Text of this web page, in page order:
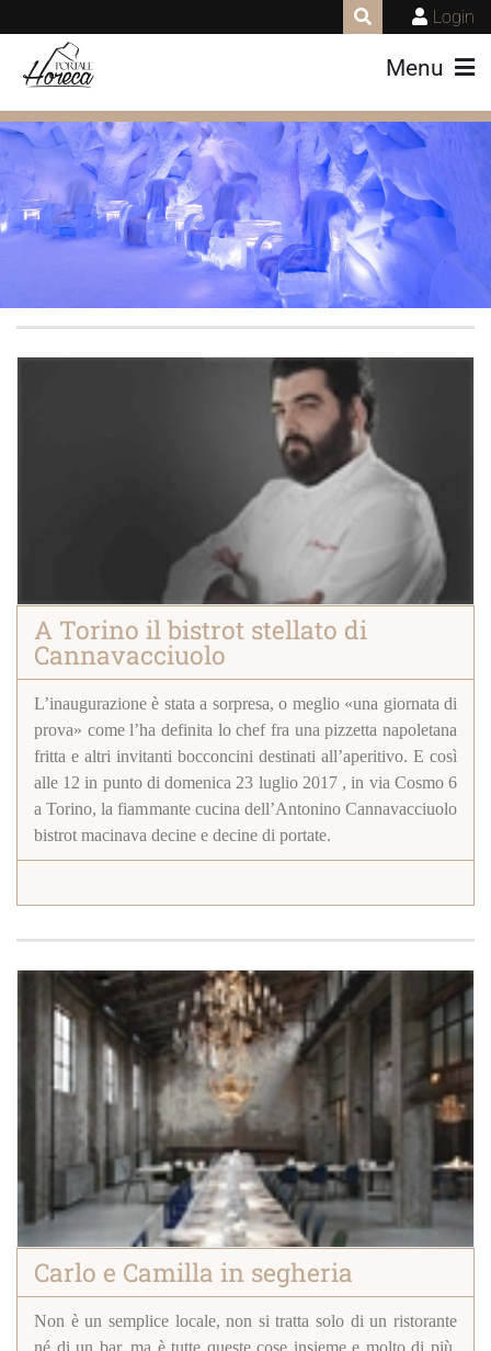
Login
Menu
A Torino il bistrot stellato di
Cannavacciuolo
L’inaugurazione è stata a sorpresa, o meglio «una giornata di
prova» come l’ha definita lo chef fra una pizzetta napoletana
fritta e altri invitanti bocconcini destinati all’aperitivo. E così
alle 12 in punto di domenica 23 luglio 2017 , in via Cosmo 6
a Torino, la fiammante cucina dell’Antonino Cannavacciuolo
bistrot macinava decine e decine di portate.
Carlo e Camilla in segheria
Non è un semplice locale, non si tratta solo di un ristorante